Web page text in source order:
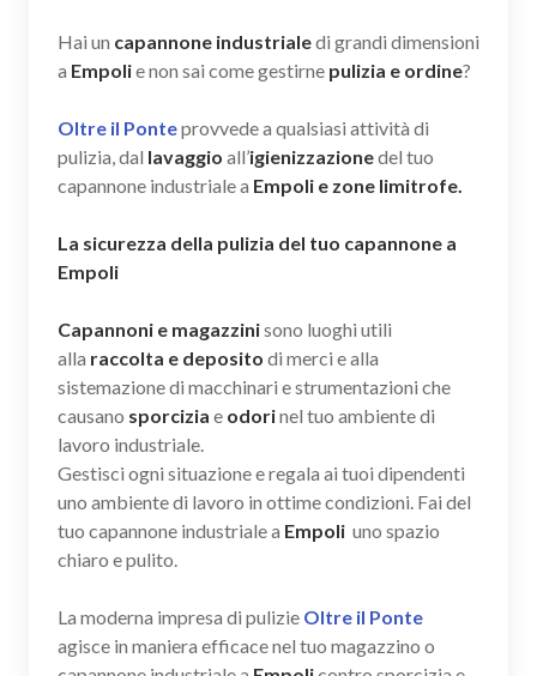
Hai un capannone industrialedi grandi dimensioni
a Empolie non sai come gestirne pulizia e ordine?
Oltre il Ponteprovvede a qualsiasi attività di
pulizia, dal lavaggio all’igienizzazionedel tuo
capannone industriale a Empoli e zone limitrofe.
La sicurezza della pulizia del tuo capannone a
Empoli
Capannoni e magazzinisono luoghi utili
alla raccolta e deposito di merci e alla
sistemazione di macchinari e strumentazioni che
causano sporcizia e odorinel tuo ambiente di
lavoro industriale.
Gestisci ogni situazione e regala ai tuoi dipendenti
uno ambiente di lavoro in ottime condizioni. Fai del
tuo capannone industriale a Empoli uno spazio
chiaro e pulito.
La moderna impresa di pulizie Oltre il Ponte
agisce in maniera efficace nel tuo magazzino o